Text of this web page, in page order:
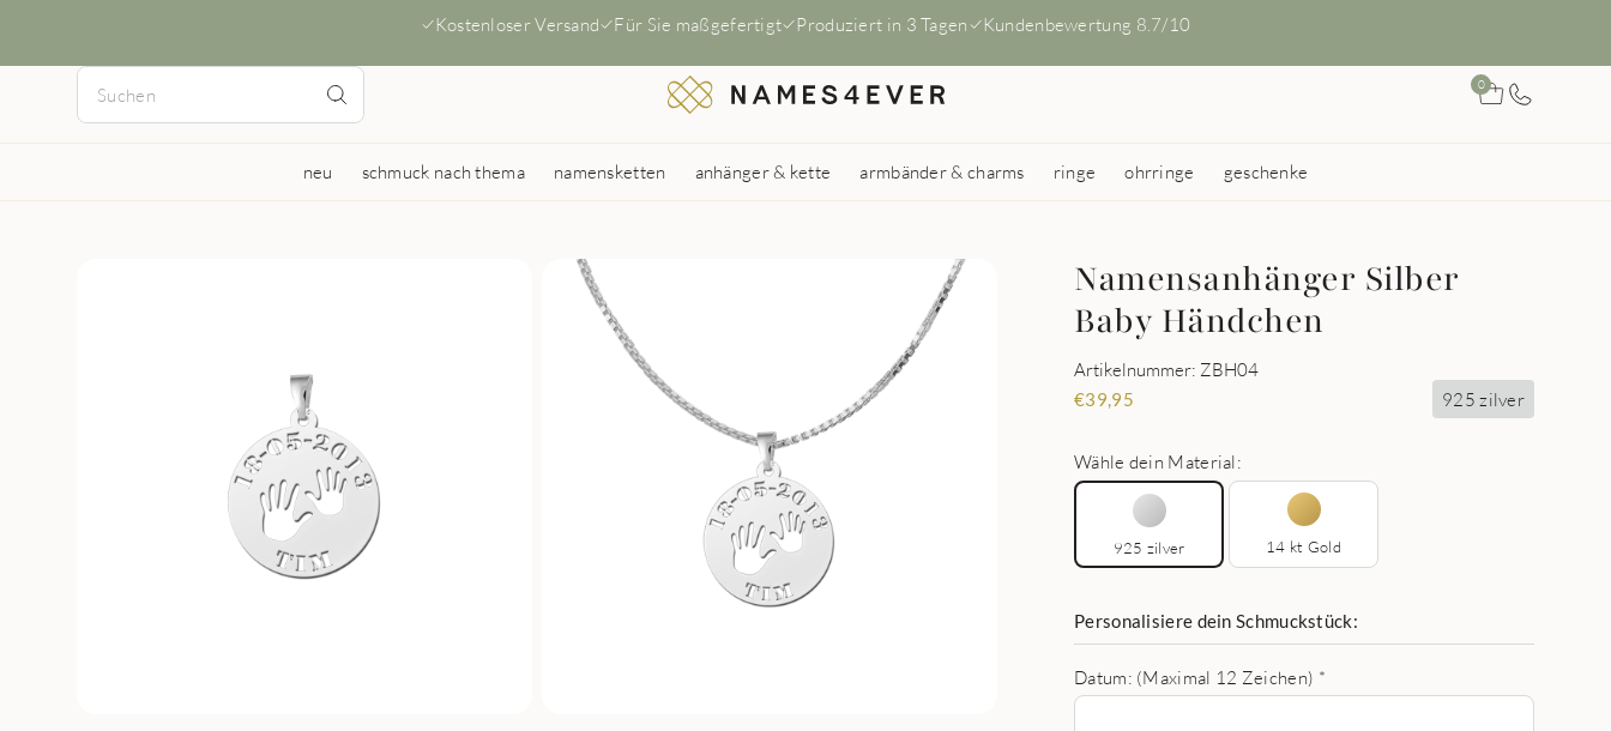
Kostenloser Versand Für Sie maßgefertigt Produziert in 3 Tagen Kundenbewertung 8.7/10
0
neu schmuck nach thema namensketten anhänger & kette armbänder & charms ringe ohrringe geschenke
Namensanhänger Silber
Baby Händchen
Artikelnummer: ZBH04
€39,95 925 zilver
Wähle dein Material:
925 zilver 14 kt Gold
Personalisiere dein Schmuckstück:
Datum: (Maximal 12 Zeichen) *